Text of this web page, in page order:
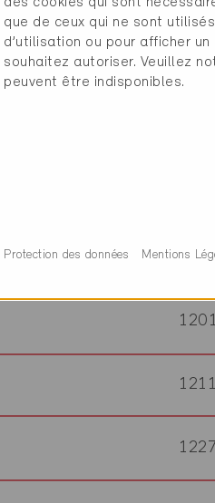
SA 1219
SA Genève 1228
Genève SA
l'énergie (OCEN)
1201
1211
1227
que de ceux qui ne sont
d’utilisation ou pour afficher
souhaitez autoriser. Veuillez
peuvent être indisponibles.
Protection des données Mentions